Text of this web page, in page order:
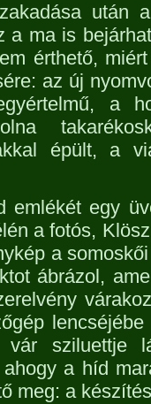
után
a ma is
érthető,
az új
a
épült, a
emlékét egy
a fotós,
a
ábrázol,
vár sziluettje
a híd
meg: a